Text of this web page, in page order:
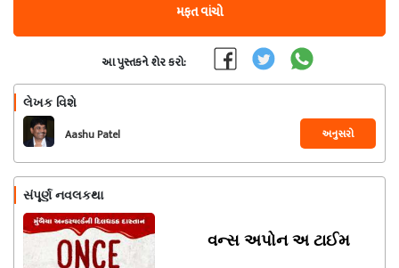
મફત વાંચો
આ પુસ્તકને શેર કરો:
લેખક વિશે
Aashu Patel અનુસરો
સંપૂર્ણ નવલકથા
વન્સ અપોન અ ટાઈમ